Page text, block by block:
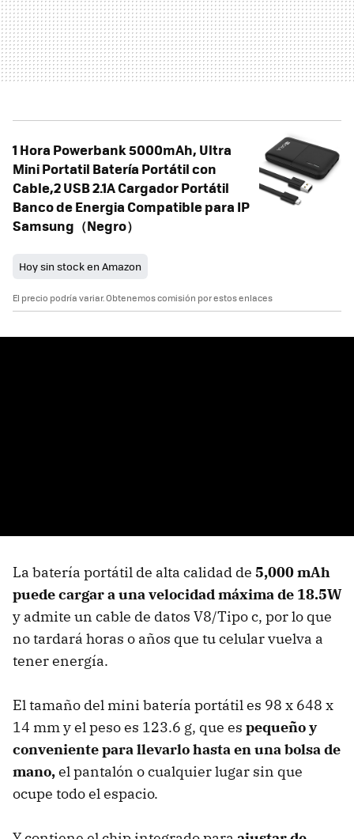
1 Hora Powerbank 5000mAh, Ultra
Mini Portatil Batería Portátil con
Cable,2 USB 2.1A Cargador Portátil
Banco de Energia Compatible para IP
Samsung（Negro）
Hoy sin stock en Amazon
El precio podría variar. Obtenemos comisión por estos enlaces
La batería portátil de alta calidad de 5,000 mAh
puede cargar a una velocidad máxima de 18.5W
y admite un cable de datos V8/Tipo c, por lo que
no tardará horas o años que tu celular vuelva a
tener energía.
El tamaño del mini batería portátil es 98 x 648 x
14 mm y el peso es 123.6 g, que es pequeño y
conveniente para llevarlo hasta en una bolsa de
mano,el pantalón o cualquier lugar sin que
ocupe todo el espacio.